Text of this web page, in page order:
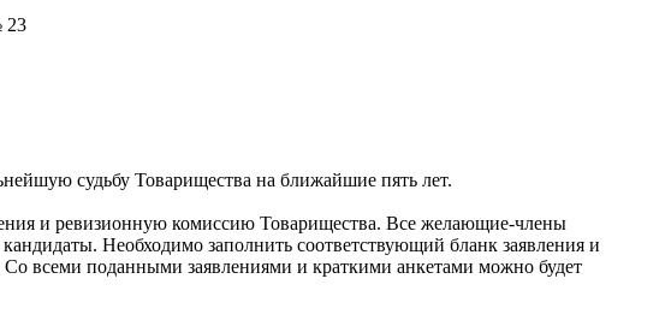
23
судьбу Товарищества на ближайшие пять лет.
и ревизионную комиссию Товарищества. Все желающие-члены
Необходимо заполнить соответствующий бланк заявления и
Со всеми поданными заявлениями и краткими анкетами можно будет